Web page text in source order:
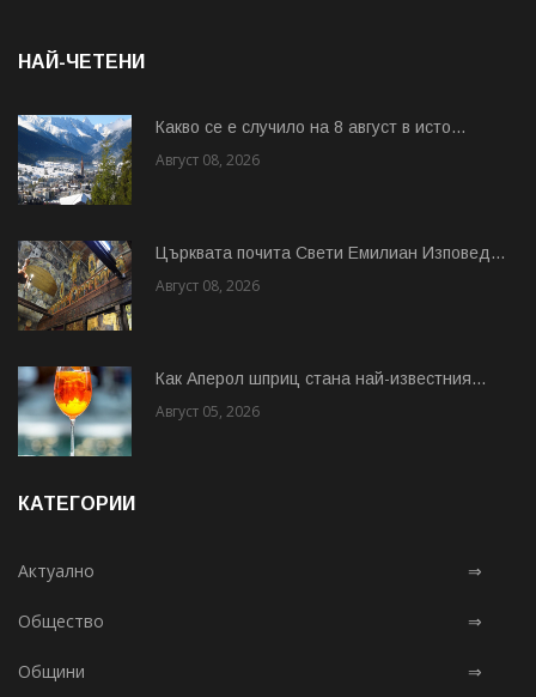
НАЙ-ЧЕТЕНИ
Какво се е случило на 8 август в исто...
Август 08, 2026
Църквата почита Свeти Емилиан Изповед...
Август 08, 2026
Как Аперол шприц стана най-известния...
Август 05, 2026
КАТЕГОРИИ
Актуално ⇒
Общество ⇒
Общини ⇒